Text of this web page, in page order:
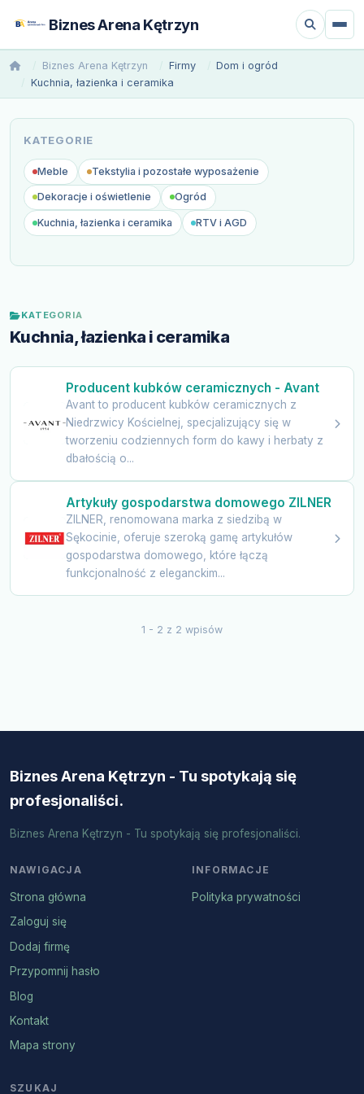
Biznes Arena Kętrzyn
Biznes Arena Kętrzyn Firmy
Dom i ogród
Kuchnia, łazienka i ceramika
KATEGORIE
Meble Tekstylia i pozostałe wyposażenie
Dekoracje i oświetlenie Ogród
Kuchnia, łazienka i ceramika RTV i AGD
KATEGORIA
Kuchnia, łazienka i ceramika
Producent kubków ceramicznych - Avant
Avant to producent kubków ceramicznych z
Niedrzwicy Kościelnej, specjalizujący się w
tworzeniu codziennych form do kawy i herbaty z
dbałością o...
Artykuły gospodarstwa domowego ZILNER
ZILNER, renomowana marka z siedzibą w
Sękocinie, oferuje szeroką gamę artykułów
gospodarstwa domowego, które łączą
funkcjonalność z eleganckim...
1 - 2 z 2 wpisów
Biznes Arena Kętrzyn - Tu spotykają się
profesjonaliści.
Biznes Arena Kętrzyn - Tu spotykają się profesjonaliści.
NAWIGACJA
Strona główna
Zaloguj się
Dodaj firmę
Przypomnij hasło
Blog
Kontakt
Mapa strony
INFORMACJE
Polityka prywatności
SZUKAJ